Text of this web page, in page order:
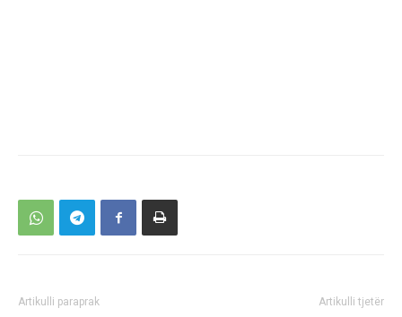
Artikulli paraprak Artikulli tjetër